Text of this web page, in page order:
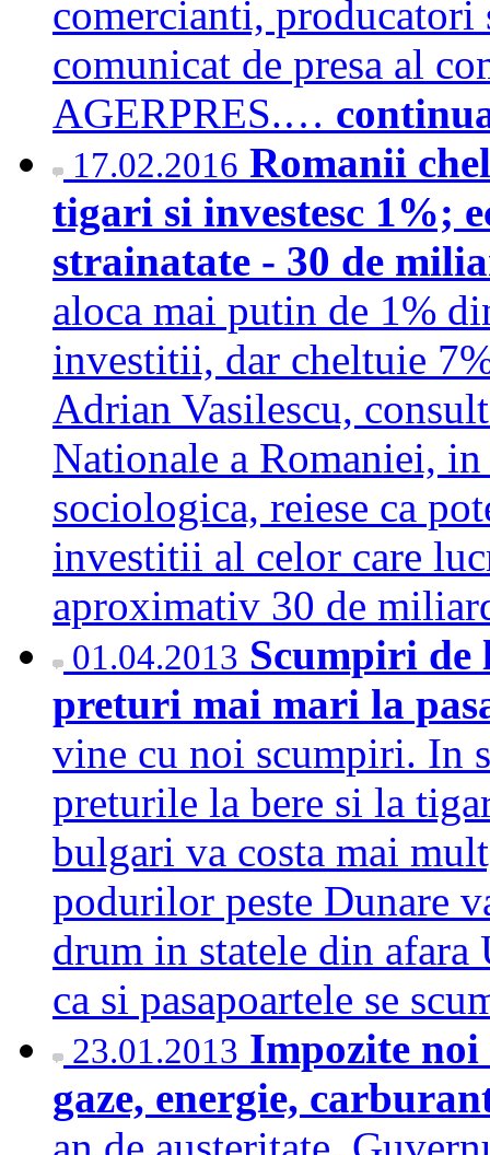
comercianti, producatori
comunicat de presa al
AGERPRES.…
17.02.2016 Romanii
tigari si investesc 1%;
strainatate - 30 de
aloca mai putin de 1%
investitii, dar cheltuie
Adrian Vasilescu,
Nationale a Romaniei,
sociologica, reiese ca
investitii al celor care
aproximativ 30 de
01.04.2013 Scumpiri de
preturi mai mari la
vine cu noi scumpiri. In
preturile la bere si la
bulgari va costa mai
podurilor peste Dunare
drum in statele din
ca si pasapoartele se
23.01.2013 Impozite
gaze, energie,